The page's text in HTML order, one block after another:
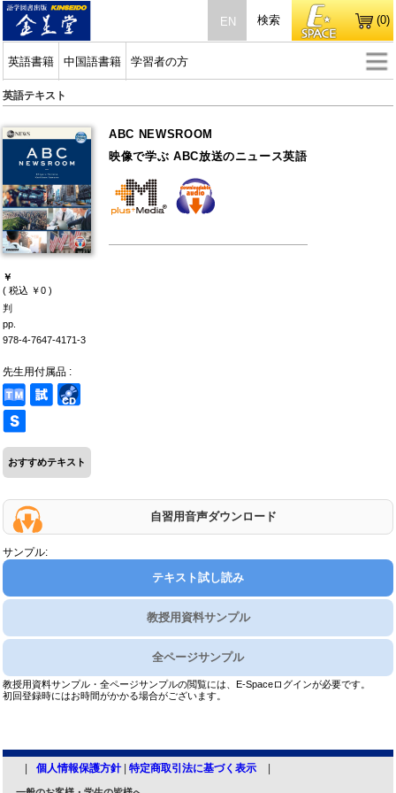
EN
英語書籍 中国語書籍 学習者の方
検索 (0)
英語テキスト
￥
( 税込 ￥0 )
判
pp.
978-4-7647-4171-3
先生用付属品 :
おすすめテキスト
ABC NEWSROOM
映像で学ぶ ABC放送のニュース英語
自習用音声ダウンロード
サンプル:
テキスト試し読み
教授用資料サンプル
全ページサンプル
教授用資料サンプル・全ページサンプルの閲覧には、E-Spaceログインが必要です。
初回登録時にはお時間がかかる場合がございます。
個人情報保護方針| 特定商取引法に基づく表示